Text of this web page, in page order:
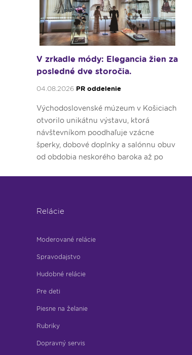
V zrkadle módy: Elegancia žien za
posledné dve storočia.
04.08.2026 PR oddelenie
Východoslovenské múzeum v Košiciach
otvorilo unikátnu výstavu, ktorá
návštevníkom poodhaľuje vzácne
šperky, dobové doplnky a salónnu obuv
od obdobia neskorého baroka až po
Relácie
Moderované relácie
Spravodajstvo
Hudobné relácie
Pre deti
Piesne na želanie
Rubriky
Dopravný servis